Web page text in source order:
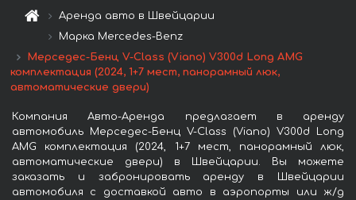
Аренда авто в Швейцарии
Марка Mercedes-Benz
Мерседес-Бенц V-Class (Viano) V300d Long AMG
комплектация (2024, 1+7 мест, панорамный люк,
автоматические двери)
Компания Авто-Аренда предлагает в аренду
автомобиль Мерседес-Бенц V-Class (Viano) V300d Long
AMG комплектация (2024, 1+7 мест, панорамный люк,
автоматические двери) в Швейцарии. Вы можете
заказать и забронировать аренду в Швейцарии
автомобиля с доставкой авто в аэропорты или ж/д